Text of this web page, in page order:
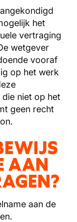
het
vertraging
wetgever
vooraf
op het werk
niet op het
geen recht
AAN
aan de